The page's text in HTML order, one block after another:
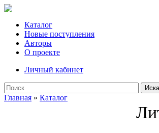
Каталог
Новые поступления
Авторы
О проекте
Личный кабинет
Главная » Каталог